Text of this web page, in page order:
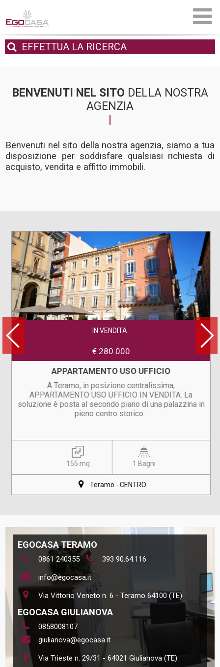
EFFETTUA LA RICERCA
BENVENUTI NEL SITO DELLA NOSTRA
AGENZIA
Benvenuti nel sito della nostra agenzia, siamo a tua
disposizione per soddisfare qualsiasi richiesta di
acquisto, vendita e affitto immobili.
IN VENDITA
€ 280.000
APPARTAMENTO USO UFFICIO
A Teramo, in posizione centralissima,
APPARTAMENTO USO UFFICIO IN VENDITA. La
soluzione è posta al secondo piano di una palazzina in
pieno centro storico...
155 mq 1 Bagni
Teramo - CENTRO
EGOCASA TERAMO
0861 240355 393 90.64.116
info@egocasa.it
Via Vittorio Veneto n. 6 - Teramo 64100 (TE)
EGOCASA GIULIANOVA
0858008107
giulianova@egocasa.it
Via Trieste n. 29/31 - 64021 Giulianova (TE)